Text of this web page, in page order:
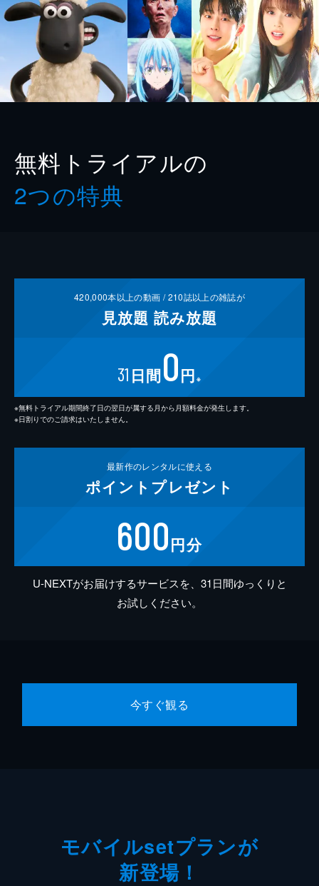
無料トライアルの
2つの特典
420,000本以上の動画 /210誌以上の雑誌が
見放題 読み放題
31 日間0円 ※
※無料トライアル期間終了日の翌日が属する月から月額料金が発生します。
※日割りでのご請求はいたしません。
最新作のレンタルに使える
ポイント プレゼント
600円分
U-NEXTがお届けするサービスを、31日間ゆっくりと
お試しください。
今すぐ観る
モバイルsetプランが
新登場！